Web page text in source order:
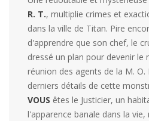
R. T., multiplie crimes et
dans la ville de Titan. Pire
d'apprendre que son chef, le
dressé un plan pour devenir le
réunion des agents de la M. O.
derniers détails de cette
VOUS êtes le Justicier, un
l'apparence banale dans la